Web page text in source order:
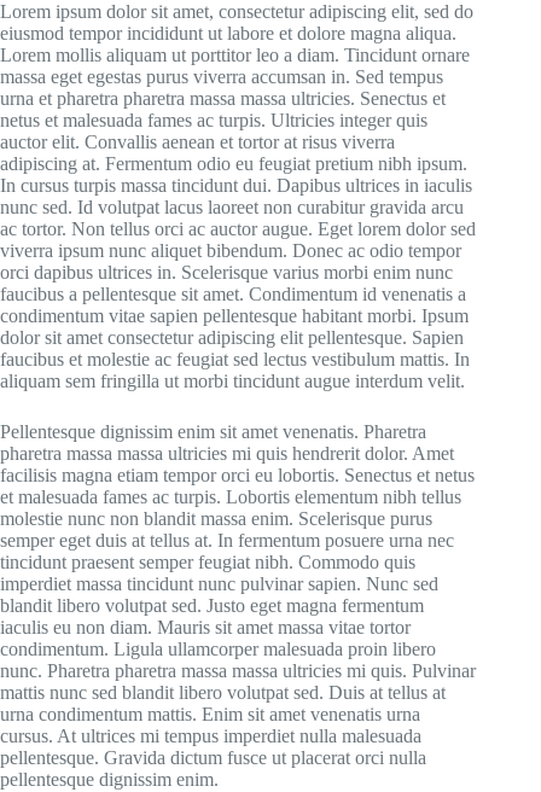
Lorem ipsum dolor sit amet, consectetur adipiscing elit, sed do
eiusmod tempor incididunt ut labore et dolore magna aliqua.
Lorem mollis aliquam ut porttitor leo a diam. Tincidunt ornare
massa eget egestas purus viverra accumsan in. Sed tempus
urna et pharetra pharetra massa massa ultricies. Senectus et
netus et malesuada fames ac turpis. Ultricies integer quis
auctor elit. Convallis aenean et tortor at risus viverra
adipiscing at. Fermentum odio eu feugiat pretium nibh ipsum.
In cursus turpis massa tincidunt dui. Dapibus ultrices in iaculis
nunc sed. Id volutpat lacus laoreet non curabitur gravida arcu
ac tortor. Non tellus orci ac auctor augue. Eget lorem dolor sed
viverra ipsum nunc aliquet bibendum. Donec ac odio tempor
orci dapibus ultrices in. Scelerisque varius morbi enim nunc
faucibus a pellentesque sit amet. Condimentum id venenatis a
condimentum vitae sapien pellentesque habitant morbi. Ipsum
dolor sit amet consectetur adipiscing elit pellentesque. Sapien
faucibus et molestie ac feugiat sed lectus vestibulum mattis. In
aliquam sem fringilla ut morbi tincidunt augue interdum velit.
Pellentesque dignissim enim sit amet venenatis. Pharetra
pharetra massa massa ultricies mi quis hendrerit dolor. Amet
facilisis magna etiam tempor orci eu lobortis. Senectus et netus
et malesuada fames ac turpis. Lobortis elementum nibh tellus
molestie nunc non blandit massa enim. Scelerisque purus
semper eget duis at tellus at. In fermentum posuere urna nec
tincidunt praesent semper feugiat nibh. Commodo quis
imperdiet massa tincidunt nunc pulvinar sapien. Nunc sed
blandit libero volutpat sed. Justo eget magna fermentum
iaculis eu non diam. Mauris sit amet massa vitae tortor
condimentum. Ligula ullamcorper malesuada proin libero
nunc. Pharetra pharetra massa massa ultricies mi quis. Pulvinar
mattis nunc sed blandit libero volutpat sed. Duis at tellus at
urna condimentum mattis. Enim sit amet venenatis urna
cursus. At ultrices mi tempus imperdiet nulla malesuada
pellentesque. Gravida dictum fusce ut placerat orci nulla
pellentesque dignissim enim.